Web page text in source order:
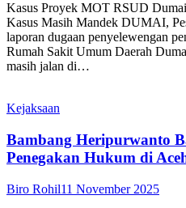
Kasus Proyek MOT RSUD
Kasus Masih Mandek DUMAI,
laporan dugaan penyelewengan
Rumah Sakit Umum Daerah
masih jalan di…
Kejaksaan
Bambang Heripurwanto
Penegakan Hukum di
Biro Rohil11 November 2025